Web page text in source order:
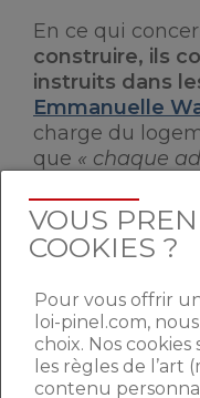
En ce qui
construire, ils
instruits dans
Emmanuelle
charge du
que « chaque
moduler du
physique quand
QUEL
VOUS
COOKIES ?
Pour vous offrir
loi-pinel.com,
choix. Nos
les règles de
contenu